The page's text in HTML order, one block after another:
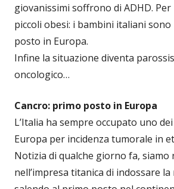
giovanissimi soffrono di ADHD.
piccoli obesi: i bambini italiani
posto in Europa.
Infine la situazione diventa
oncologico…
Cancro: primo posto in Europa
L’Italia ha sempre occupato uno
Europa per incidenza tumorale in
Notizia di qualche giorno fa, siamo
nell’impresa titanica di indossare